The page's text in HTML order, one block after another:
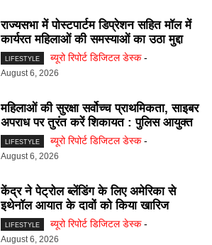
राज्यसभा में पोस्टपार्टम डिप्रेशन सहित मॉल में
कार्यरत महिलाओं की समस्याओं का उठा मुद्दा
LIFESTYLE ब्यूरो रिपोर्ट डिजिटल डेस्क -
August 6, 2026
महिलाओं की सुरक्षा सर्वोच्च प्राथमिकता, साइबर
अपराध पर तुरंत करें शिकायत : पुलिस आयुक्त
LIFESTYLE ब्यूरो रिपोर्ट डिजिटल डेस्क -
August 6, 2026
केंद्र ने पेट्रोल ब्लेंडिंग के लिए अमेरिका से
इथेनॉल आयात के दावों को किया खारिज
LIFESTYLE ब्यूरो रिपोर्ट डिजिटल डेस्क -
August 6, 2026